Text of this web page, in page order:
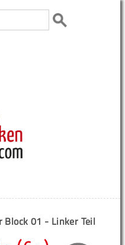
Block 01 - Linker Teil